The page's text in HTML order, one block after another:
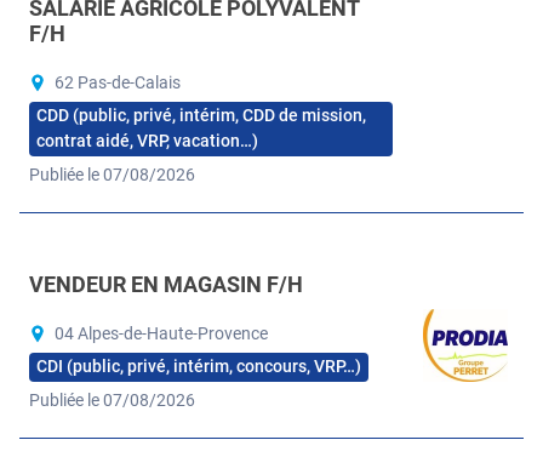
SALARIÉ AGRICOLE POLYVALENT
F/H
62 Pas-de-Calais
CDD (public, privé, intérim, CDD de mission,
contrat aidé, VRP, vacation…)
Publiée le 07/08/2026
VENDEUR EN MAGASIN F/H
04 Alpes-de-Haute-Provence
CDI (public, privé, intérim, concours, VRP…)
Publiée le 07/08/2026